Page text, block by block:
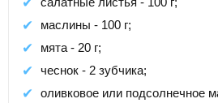
маслины - 100 г;
мята - 20 г;
чеснок - 2 зубчика;
оливковое или подсолнечное